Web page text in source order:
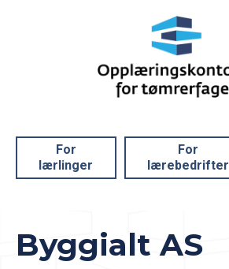
For
lærlinger
For
lærebedrifter
Byggialt AS